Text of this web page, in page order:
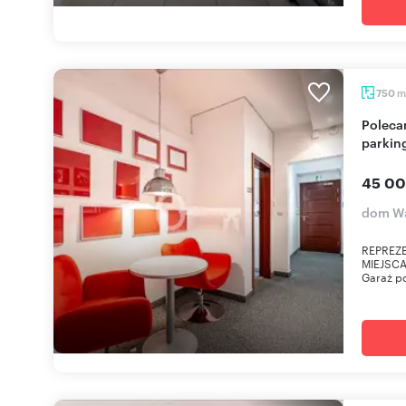
750 m
Polecam nowoczesny biurowiec z 39 miejscami
45
dom
Garaż